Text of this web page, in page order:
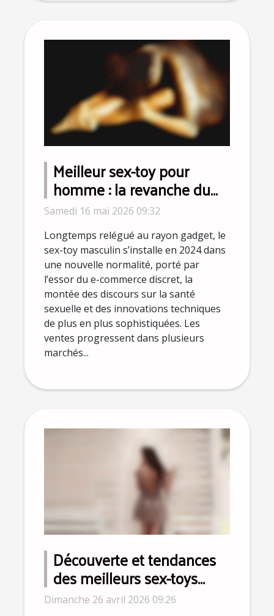
Meilleur sex-toy pour
homme : la revanche du
plaisir solo s'affirme en
2024
Samedi 16 mai 2026 09:32
Longtemps relégué au rayon gadget, le
sex-toy masculin s’installe en 2024 dans
une nouvelle normalité, porté par
l’essor du e-commerce discret, la
montée des discours sur la santé
sexuelle et des innovations techniques
de plus en plus sophistiquées. Les
ventes progressent dans plusieurs
marchés...
Découverte et tendances
des meilleurs sex-toys
pour homme en 2023
Dimanche 26 avril 2026 09:26